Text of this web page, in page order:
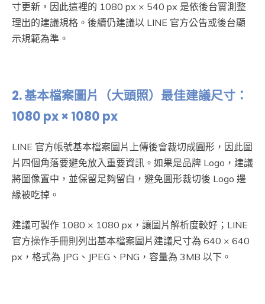
寸更新，因此這裡的 1080 px × 540 px 是依後台實測整
理出的建議規格。後續仍建議以 LINE 官方公告或後台顯
示規範為準。
2.基本檔案圖片（大頭照）最佳建議尺寸：
1080 px × 1080 px
LINE 官方帳號基本檔案圖片上傳後會裁切成圓形，因此圖
片四個角落要避免放入重要資訊。如果是品牌 Logo，建議
將圖像置中，並保留足夠留白，避免圓形裁切後 Logo 邊
緣被吃掉。
建議可製作 1080 × 1080 px，讓圖片解析度較好；LINE
官方操作手冊則列出基本檔案圖片建議尺寸為 640 × 640
px，格式為 JPG、JPEG、PNG，容量為 3MB 以下。